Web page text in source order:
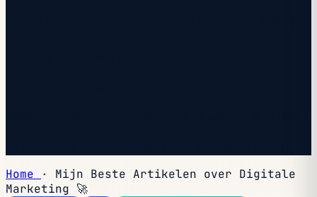
Home ·
Mijn Beste Artikelen over Digitale
Marketing 🚀